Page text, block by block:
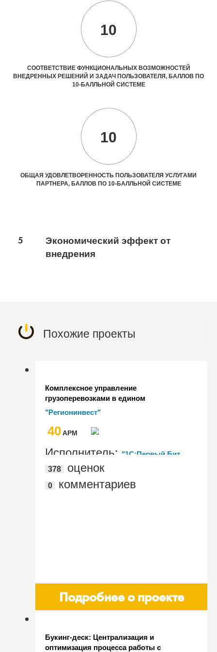
10
СООТВЕТСТВИЕ ФУНКЦИОНАЛЬНЫХ ВОЗМОЖНОСТЕЙ
ВНЕДРЕННЫХ РЕШЕНИЙ И ЗАДАЧ ПОЛЬЗОВАТЕЛЯ, БАЛЛОВ ПО
10-БАЛЛЬНОЙ СИСТЕМЕ
10
ОБЩАЯ УДОВЛЕТВОРЕННОСТЬ ПОЛЬЗОВАТЕЛЯ УСЛУГАМИ
ПАРТНЕРА, БАЛЛОВ ПО 10-БАЛЛЬНОЙ СИСТЕМЕ
5
Экономический эффект от
внедрения
Похожие проекты
Комплексное управление
грузоперевозками в едином
интерфейсе "1С:Управление
"Регионинвест"
"Регионинвест"
40AРМ
Исполнитель: "1С:Первый Бит,
Новосибирск Маяковский"
378 оценок
0 комментариев
Подробнее о проекте
Букинг-деск: Централизация и
оптимизация процесса работы с